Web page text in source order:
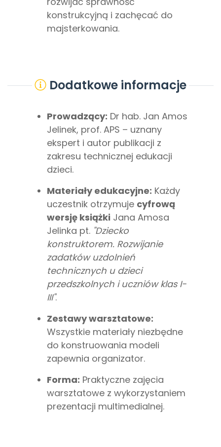
konstrukcyjną i zachęcać do
majsterkowania.
Dodatkowe informacje
Prowadzący: Dr hab. Jan Amos
Jelinek, prof. APS – uznany
ekspert i autor publikacji z
zakresu technicznej edukacji
dzieci.
Materiały edukacyjne: Każdy
uczestnik otrzymuje cyfrową
wersję książki Jana Amosa
Jelinka pt. "Dziecko
konstruktorem. Rozwijanie
zadatków uzdolnień
technicznych u dzieci
przedszkolnych i uczniów klas I-
III".
Zestawy warsztatowe:
Wszystkie materiały niezbędne
do konstruowania modeli
zapewnia organizator.
Forma: Praktyczne zajęcia
warsztatowe z wykorzystaniem
prezentacji multimedialnej.